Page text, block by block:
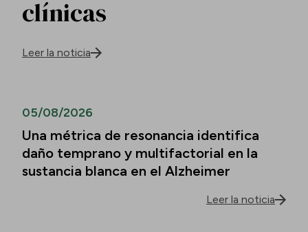
clínicas
Leer la noticia
05/08/2026
Una métrica de resonancia identifica
daño temprano y multifactorial en la
sustancia blanca en el Alzheimer
Leer la noticia